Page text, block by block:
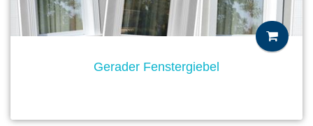
Gerader Fenstergiebel